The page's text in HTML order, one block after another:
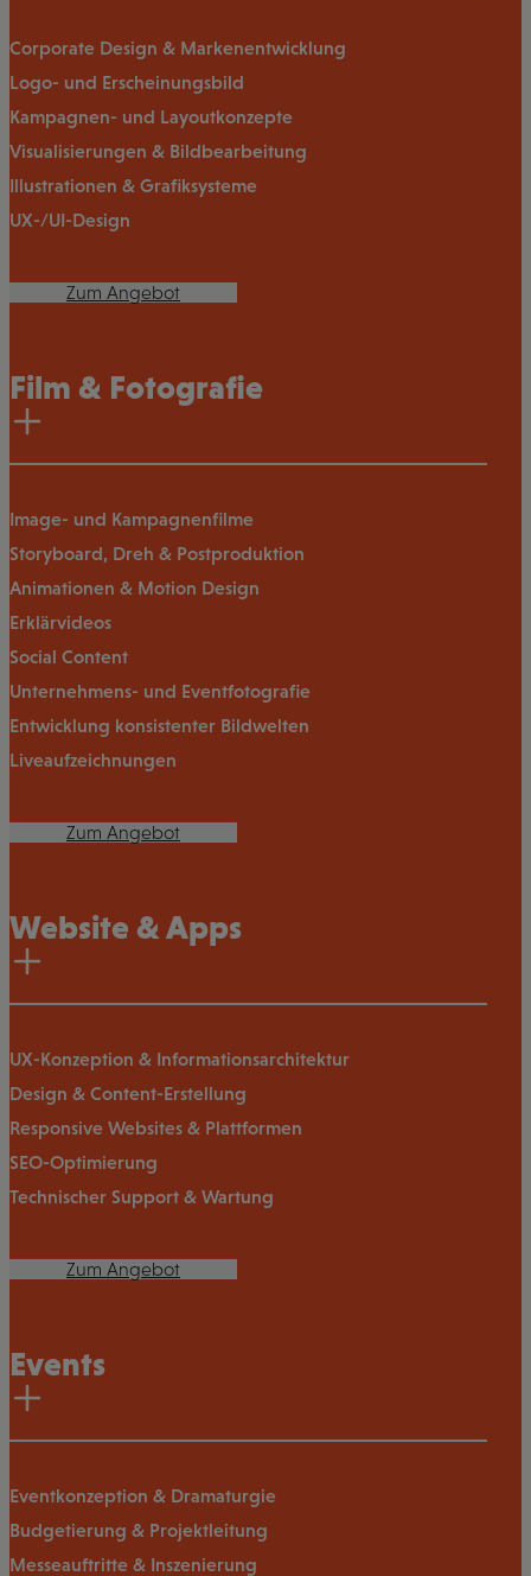
Corporate Design & Markenentwicklung
Logo- und Erscheinungsbild
Kampagnen- und Layoutkonzepte
Visualisierungen & Bildbearbeitung
Illustrationen & Grafiksysteme
UX-/UI-Design
Zum Angebot
Film & Fotografie
Image- und Kampagnenfilme
Storyboard, Dreh & Postproduktion
Animationen & Motion Design
Erklärvideos
Social Content
Unternehmens- und Eventfotografie
Entwicklung konsistenter Bildwelten
Liveaufzeichnungen
Zum Angebot
Website & Apps
UX-Konzeption & Informationsarchitektur
Design & Content-Erstellung
Responsive Websites & Plattformen
SEO-Optimierung
Technischer Support & Wartung
Zum Angebot
Events
Eventkonzeption & Dramaturgie
Budgetierung & Projektleitung
Messeauftritte & Inszenierung